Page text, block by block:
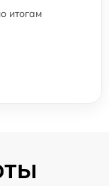
итогам